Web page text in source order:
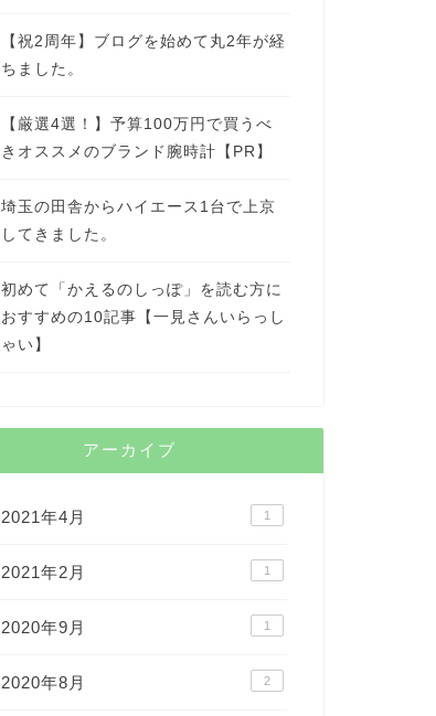
【祝2周年】ブログを始めて丸2年が経
ちました。
【厳選4選！】予算100万円で買うべ
きオススメのブランド腕時計【PR】
埼玉の田舎からハイエース1台で上京
してきました。
初めて「かえるのしっぽ」を読む方に
おすすめの10記事【一見さんいらっし
ゃい】
アーカイブ
2021年4月 1
2021年2月 1
2020年9月 1
2020年8月 2